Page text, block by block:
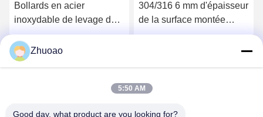
Bollards en acier
inoxydable de levage de
haute sécurité avec
certification CE
Obtenez le meilleur prix
304/316 6 mm d'épaisseur
de la surface montée
Bollards Système de
Obtenez le meilleur prix
Zhuoao
5:50 AM
Good day, what product are you looking for?